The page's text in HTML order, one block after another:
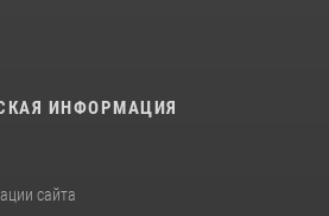
ИНФОРМАЦИЯ
сайта